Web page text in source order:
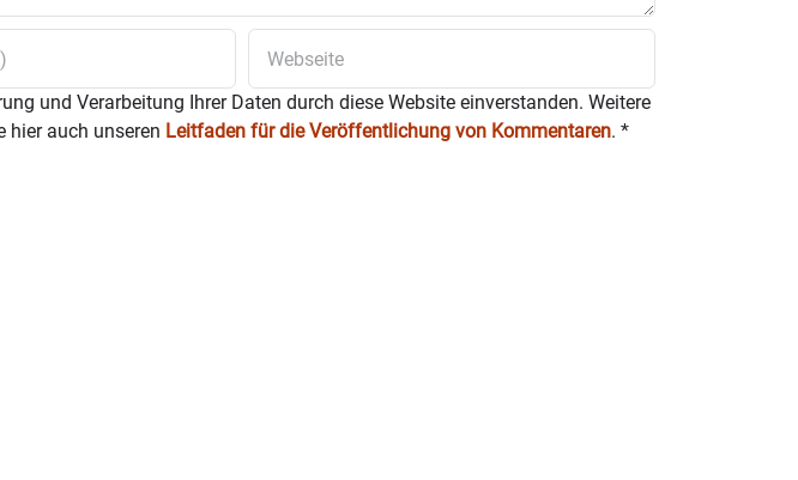
und Verarbeitung Ihrer Daten durch diese Website einverstanden. Weitere
hier auch unseren Leitfaden für die Veröffentlichung von Kommentaren. *